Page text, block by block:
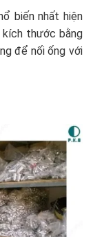
biến nhất hiện
kích thước bằng
để nối ống với